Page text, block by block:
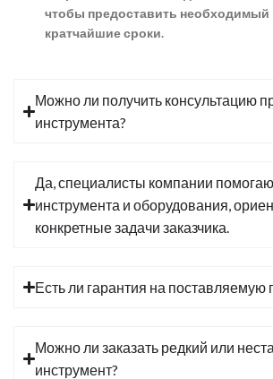
чтобы предоставить необходимый
кратчайшие сроки.
Можно ли получить консультацию
инструмента?
Да, специалисты компании
инструмента и оборудования,
конкретные задачи заказчика.
Есть ли гарантия на поставляемую
Можно ли заказать редкий или
инструмент?